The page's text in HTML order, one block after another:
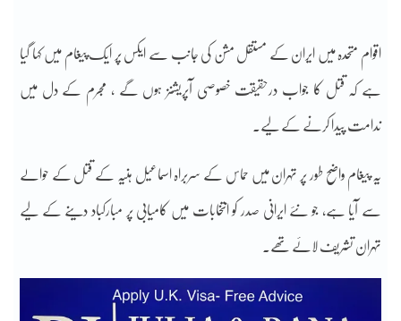
اقوام متحدہ میں ایران کے مستقل مشن کی جانب سے ایکس پر ایک پیغام میں کہا گیا
ہے کہ قتل کا جواب درحقیقت خصوصی آپریشنز ہوں گے ، مجرم کے دل میں
ندامت پیدا کرنے کے لیے۔
یہ پیغام واضح طور پر تہران میں حماس کے سربراہ اسماعیل ہنیہ کے قتل کے حوالے
سے آیا ہے، جو نئے ایرانی صدر کو انتخابات میں کامیابی پر مبارکباد دینے کے لیے
تہران تشریف لائے تھے۔